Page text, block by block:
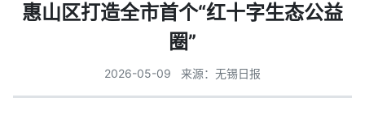
惠山区打造全市首个“红十字生态公益
圈”
2026-05-09 来源：无锡日报